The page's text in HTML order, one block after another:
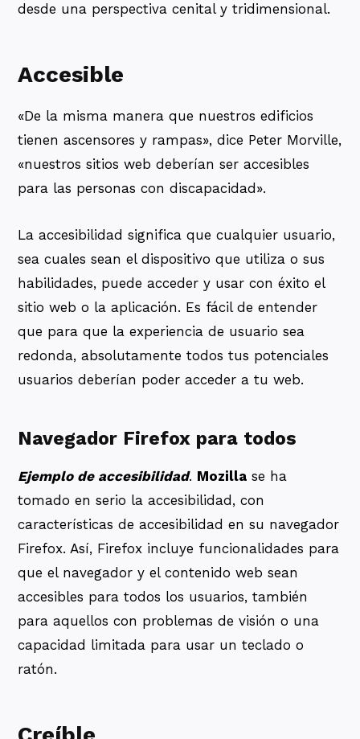
desde una perspectiva cenital y tridimensional.
Accesible
«De la misma manera que nuestros edificios
tienen ascensores y rampas», dice Peter Morville,
«nuestros sitios web deberían ser accesibles
para las personas con discapacidad».
La accesibilidad significa que cualquier usuario,
sea cuales sean el dispositivo que utiliza o sus
habilidades, puede acceder y usar con éxito el
sitio web o la aplicación. Es fácil de entender
que para que la experiencia de usuario sea
redonda, absolutamente todos tus potenciales
usuarios deberían poder acceder a tu web.
Navegador Firefox para todos
Ejemplo de accesibilidad. Mozilla se ha
tomado en serio la accesibilidad, con
características de accesibilidad en su navegador
Firefox. Así, Firefox incluye funcionalidades para
que el navegador y el contenido web sean
accesibles para todos los usuarios, también
para aquellos con problemas de visión o una
capacidad limitada para usar un teclado o
ratón.